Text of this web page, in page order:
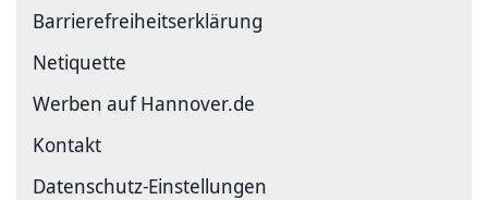
Barriere­freiheits­erklärung
Netiquette
Werben auf Hannover.de
Kontakt
Datenschutz-Einstellungen